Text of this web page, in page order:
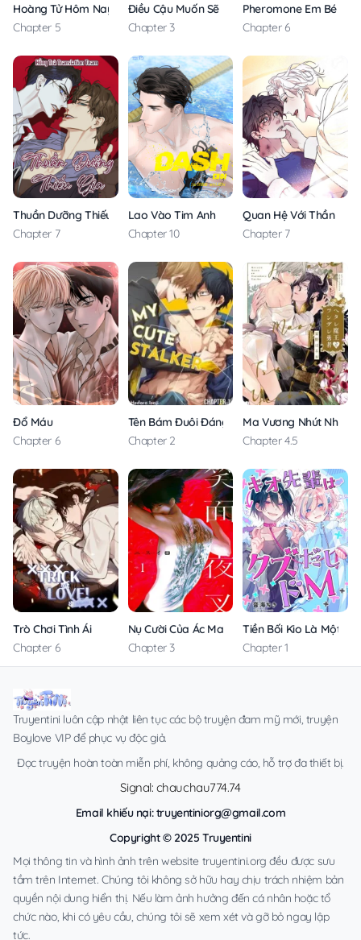
Hoàng Tử Hôm Nay Ngài Đã Được Lấp Đầy Chưa
Chapter 5
Điều Cậu Muốn Sẽ Không Trở Thành Hiện
Chapter 3
Pheromone Em Bé
Chapter 6
Thuần Dưỡng Thiếu Gia
Chapter 7
Lao Vào Tim Anh
Chapter 10
Quan Hệ Với Thần
Chapter 7
Đổ Máu
Chapter 6
Tên Bám Đuôi Đáng Yêu
Chapter 2
Ma Vương Nhút Nhát
Chapter 4.5
Trò Chơi Tình Ái
Chapter 6
Nụ Cười Của Ác Ma
Chapter 3
Tiền Bối Kio Là Một
Chapter 1
Truyentini luôn cập nhật liên tục các bộ truyện đam mỹ mới, truyện
Boylove VIP để phục vụ độc giả.
Đọc truyện hoàn toàn miễn phí, không quảng cáo, hỗ trợ đa thiết bị.
Signal: chauchau774.74
Email khiếu nại:truyentiniorg@gmail.com
Copyright © 2025 Truyentini
Mọi thông tin và hình ảnh trên website truyentini.org đều được sưu
tầm trên Internet. Chúng tôi không sở hữu hay chịu trách nhiệm bản
quyền nội dung hiển thị. Nếu làm ảnh hưởng đến cá nhân hoặc tổ
chức nào, khi có yêu cầu, chúng tôi sẽ xem xét và gỡ bỏ ngay lập
tức.